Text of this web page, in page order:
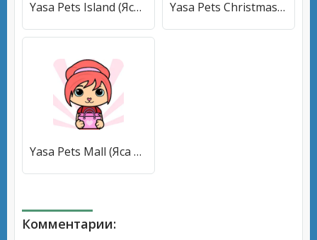
Yasa Pets Island (Яса Петс Айленд) [МОД Premium] APK Android Yasa Pets Christmas (Яса Петс Кристмас) [МОД Меню] APK Android
Yasa Pets Mall (Яса Петс Молл) [МОД Premium] APK Android
Комментарии: